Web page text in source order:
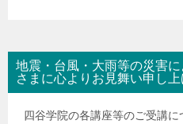
地震・台風・大雨等の災害
さまに心よりお見舞い申し上
四谷学院の各講座等のご受講